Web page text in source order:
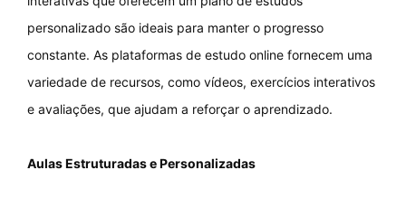
personalizado são ideais para manter o progresso
constante. As plataformas de estudo online fornecem uma
variedade de recursos, como vídeos, exercícios interativos
e avaliações, que ajudam a reforçar o aprendizado.
Aulas Estruturadas e Personalizadas